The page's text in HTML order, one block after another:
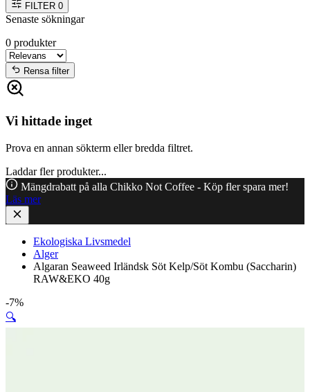
FILTER 0
Senaste sökningar
0 produkter
Rensa filter
Vi hittade inget
Prova en annan sökterm eller bredda filtret.
Laddar fler produkter...
Mängdrabatt på alla Chikko Not Coffee - Köp fler spara mer!
Läs mer
Ekologiska Livsmedel
Alger
Algaran Seaweed Irländsk Söt Kelp/Söt Kombu (Saccharin)
RAW&EKO 40g
-7%
🔍